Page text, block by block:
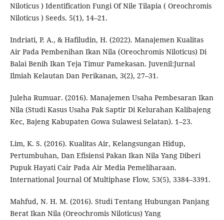
Niloticus ) Identification Fungi Of Nile Tilapia ( Oreochromis
Niloticus ) Seeds. 5(1), 14–21.
Indriati, P. A., & Hafiludin, H. (2022). Manajemen Kualitas
Air Pada Pembenihan Ikan Nila (Oreochromis Niloticus) Di
Balai Benih Ikan Teja Timur Pamekasan. Juvenil:Jurnal
Ilmiah Kelautan Dan Perikanan, 3(2), 27–31.
Juleha Rumuar. (2016). Manajemen Usaha Pembesaran Ikan
Nila (Studi Kasus Usaha Pak Saptir Di Kelurahan Kalibajeng
Kec, Bajeng Kabupaten Gowa Sulawesi Selatan). 1–23.
Lim, K. S. (2016). Kualitas Air, Kelangsungan Hidup,
Pertumbuhan, Dan Efisiensi Pakan Ikan Nila Yang Diberi
Pupuk Hayati Cair Pada Air Media Pemeliharaan.
International Journal Of Multiphase Flow, 53(5), 3384–3391.
Mahfud, N. H. M. (2016). Studi Tentang Hubungan Panjang
Berat Ikan Nila (Oreochromis Niloticus) Yang